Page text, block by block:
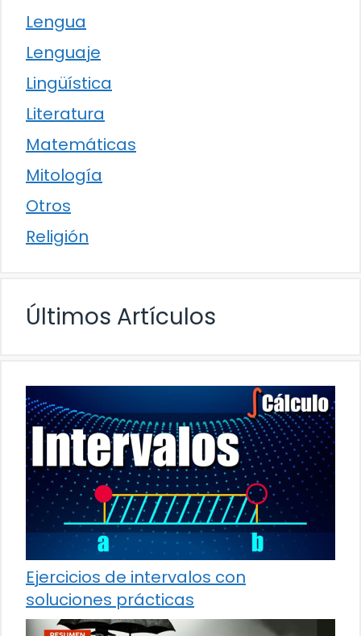
Lengua
Lenguaje
Lingüística
Literatura
Matemáticas
Mitología
Otros
Religión
Últimos Artículos
Ejercicios de intervalos con
soluciones prácticas